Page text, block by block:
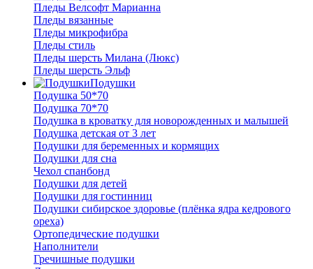
Пледы Велсофт Марианна
Пледы вязанные
Пледы микрофибра
Пледы стиль
Пледы шерсть Милана (Люкс)
Пледы шерсть Эльф
Подушки
Подушка 50*70
Подушка 70*70
Подушка в кроватку для новорожденных и малышей
Подушка детская от 3 лет
Подушки для беременных и кормящих
Подушки для сна
Чехол спанбонд
Подушки для детей
Подушки для гостинниц
Подушки сибирское здоровье (плёнка ядра кедрового
ореха)
Ортопедические подушки
Наполнители
Гречишные подушки